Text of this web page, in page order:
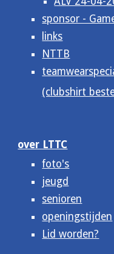
sponsor -
links
NTTB
(clubshirt
over LTTC
foto's
jeugd
senioren
openingstijden
Lid worden?